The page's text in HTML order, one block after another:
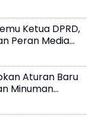
Ketua DPRD,
Peran Media
Aturan Baru
Minuman